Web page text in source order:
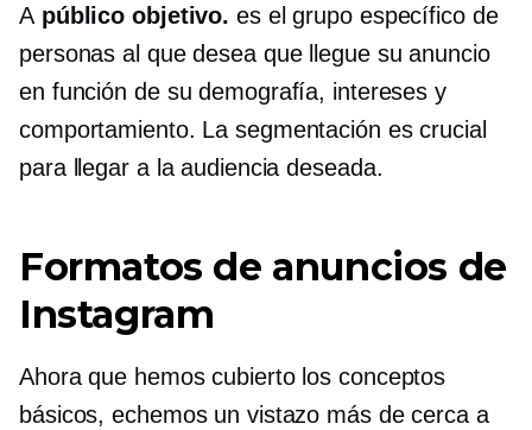
A público objetivo. es el grupo específico de
personas al que desea que llegue su anuncio
en función de su demografía, intereses y
comportamiento. La segmentación es crucial
para llegar a la audiencia deseada.
Formatos de anuncios de
Instagram
Ahora que hemos cubierto los conceptos
básicos, echemos un vistazo más de cerca a